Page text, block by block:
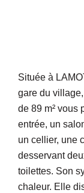
Située à
gare du
de 89 m² vous
entrée, un
un cellier, une
desservant
toilettes. Son
chaleur. Elle